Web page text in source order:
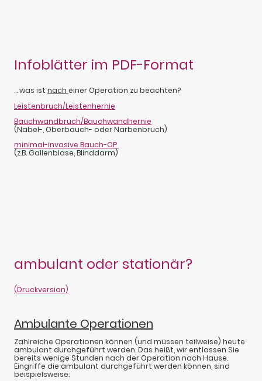
Infoblätter im PDF-Format
… was ist nach einer Operation zu beachten?
Leistenbruch/Leistenhernie
Bauchwandbruch/Bauchwandhernie
(Nabel-, Oberbauch- oder Narbenbruch)
minimal-invasive Bauch-OP
(z.B. Gallenblase, Blinddarm)
ambulant oder stationär?
(Druckversion)
Ambulante Operationen
Zahlreiche Operationen können (und müssen teilweise) heute
ambulant durchgeführt werden. Das heißt, wir entlassen Sie
bereits wenige Stunden nach der Operation nach Hause.
Eingriffe die ambulant durchgeführt werden können, sind
beispielsweise: